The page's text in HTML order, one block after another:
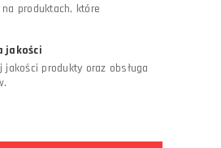
produktach, które
jakości
jakości produkty oraz obsługa